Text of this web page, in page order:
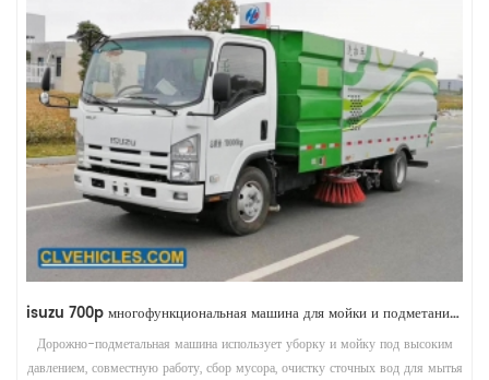
Подметально-уборочная машина Faw J5K RHD с пылесборником
Drive high pressure water pump, fan and working device by vice
engine. The function have: sweep road, clean and wash road,